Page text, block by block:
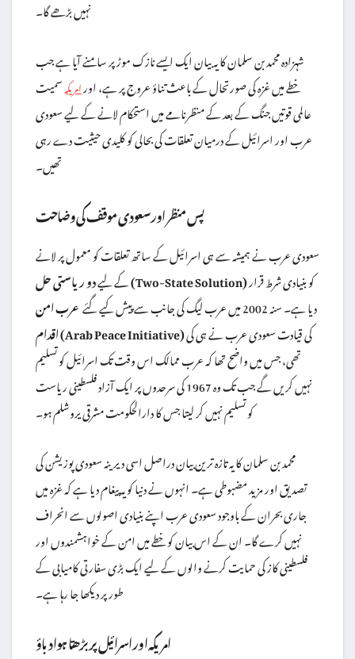
نہیں بڑھے گا۔
شہزادہ محمد بن سلمان کا یہ بیان ایک ایسے نازک موڑ پر سامنے آیا ہے جب
خطے میں غزہ کی صورتحال کے باعث تناؤ عروج پر ہے، اورامریکہسمیت
عالمی قوتیں جنگ کے بعد کے منظرنامے میں استحکام لانے کے لیے سعودی
عرب اور اسرائیل کے درمیان تعلقات کی بحالی کو کلیدی حیثیت دے رہی
تھیں۔
پس منظر اور سعودی موقف کی وضاحت
سعودی عرب نے ہمیشہ سے ہی اسرائیل کے ساتھ تعلقات کو معمول پر لانے
کے لیےدو ریاستی حل (Two-State Solution)کو بنیادی شرط قرار
دیا ہے۔ سنہ 2002 میں عرب لیگ کی جانب سے پیش کیے گئے
عرب امن
اقدام (Arab Peace Initiative)
تھی، جس میں واضح تھا کہ عرب ممالک اس وقت تک اسرائیل کو تسلیم
نہیں کریں گے جب تک وہ 1967 کی سرحدوں پر ایک آزاد فلسطینی ریاست
کو تسلیم نہیں کر لیتا جس کا دارالحکومت مشرقی یروشلم ہو۔
محمد بن سلمان کا یہ تازہ ترین بیان دراصل اسی دیرینہ سعودی پوزیشن کی
تصدیق اور مزید مضبوطی ہے۔ انہوں نے دنیا کو یہ پیغام دیا ہے کہ غزہ میں
جاری بحران کے باوجود سعودی عرب اپنے بنیادی اصولوں سے انحراف
نہیں کرے گا۔ ان کے اس بیان کو خطے میں امن کے خواہشمندوں اور
فلسطینی کاز کی حمایت کرنے والوں کے لیے ایک بڑی سفارتی کامیابی کے
طور پر دیکھا جا رہا ہے۔
امریکہ اور اسرائیل پر بڑھتا ہوا دباؤ